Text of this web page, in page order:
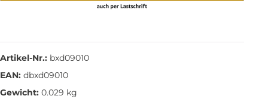
Artikel-Nr.: bxd09010
EAN: dbxd09010
Gewicht: 0.029 kg